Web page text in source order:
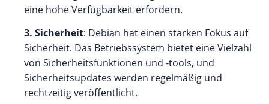
eine hohe Verfügbarkeit erfordern.
3. Sicherheit: Debian hat einen starken Fokus auf
Sicherheit. Das Betriebssystem bietet eine Vielzahl
von Sicherheitsfunktionen und -tools, und
Sicherheitsupdates werden regelmäßig und
rechtzeitig veröffentlicht.